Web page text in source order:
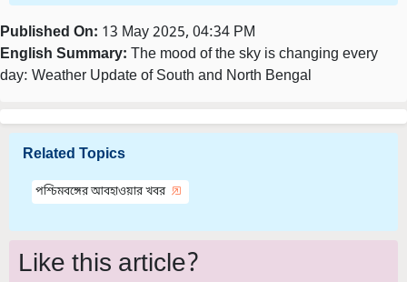
Published On: 13 May 2025, 04:34 PM
English Summary: The mood of the sky is changing every
day: Weather Update of South and North Bengal
Related Topics
পশ্চিমবঙ্গের আবহাওয়ার খবর
Like this article?